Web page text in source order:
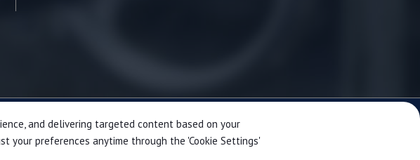
CO.,LTD.
IE 10 and above.
and delivering targeted content based on your
your preferences anytime through the 'Cookie Settings'